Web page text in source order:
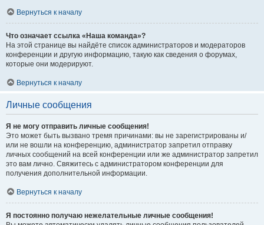
Вернуться к началу
Что означает ссылка «Наша команда»?
На этой странице вы найдёте список администраторов и модераторов
конференции и другую информацию, такую как сведения о форумах,
которые они модерируют.
Вернуться к началу
Личные сообщения
Я не могу отправить личные сообщения!
Это может быть вызвано тремя причинами: вы не зарегистрированы и/
или не вошли на конференцию, администратор запретил отправку
личных сообщений на всей конференции или же администратор запретил
это вам лично. Свяжитесь с администратором конференции для
получения дополнительной информации.
Вернуться к началу
Я постоянно получаю нежелательные личные сообщения!